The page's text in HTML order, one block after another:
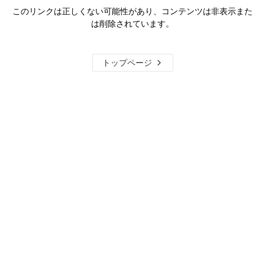
このリンクは正しくない可能性があり、コンテンツは非表示また
は削除されています。
トップページ